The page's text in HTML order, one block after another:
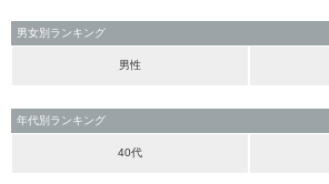
男女別ランキング
男性
年代別ランキング
40代